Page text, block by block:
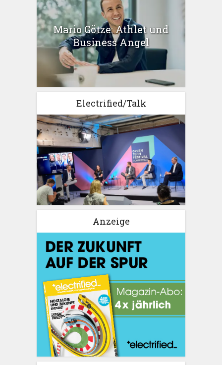
Mario Götze: Athlet und
Business Angel
Electrified/Talk
Anzeige